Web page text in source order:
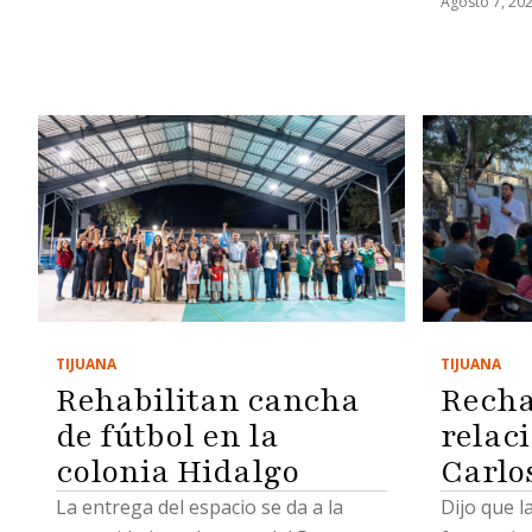
TIJUANA
Rehabilitan cancha
de fútbol en la
colonia Hidalgo
La entrega del espacio se da a la
TIJUANA
Dijo que